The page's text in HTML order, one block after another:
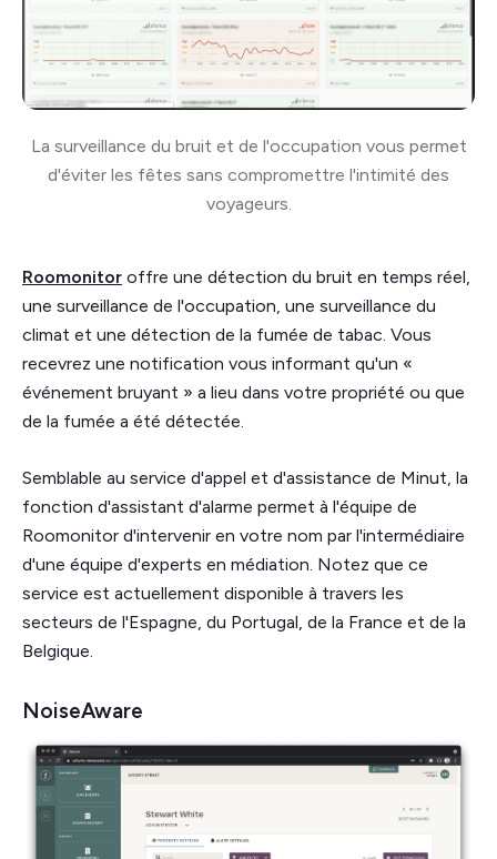
La surveillance du bruit et de l'occupation vous permet
d'éviter les fêtes sans compromettre l'intimité des
voyageurs.
Roomonitor offre une détection du bruit en temps réel,
une surveillance de l'occupation, une surveillance du
climat et une détection de la fumée de tabac. Vous
recevrez une notification vous informant qu'un «
événement bruyant » a lieu dans votre propriété ou que
de la fumée a été détectée.
Semblable au service d'appel et d'assistance de Minut, la
fonction d'assistant d'alarme permet à l'équipe de
Roomonitor d'intervenir en votre nom par l'intermédiaire
d'une équipe d'experts en médiation. Notez que ce
service est actuellement disponible à travers les
secteurs de l'Espagne, du Portugal, de la France et de la
Belgique.
NoiseAware